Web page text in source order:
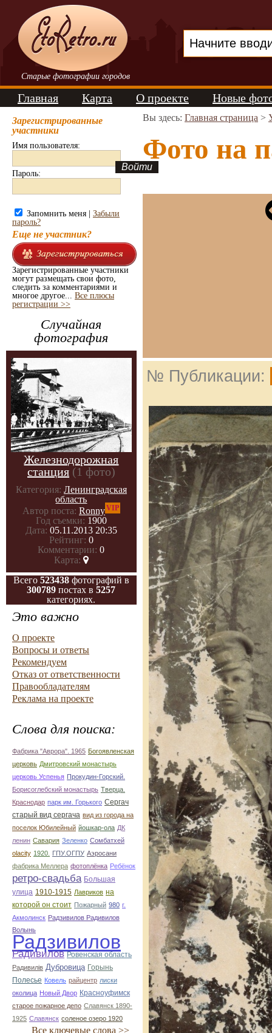
Старые фотографии городов
Главная Карта О проекте Новые
Зарегистрированные
участники
Имя пользователя:
Пароль:
Запомнить меня | Забыли
пароль?
Еще не участник?
Зарегистрированные участники
могут размещать свои фото,
следить за комментариями и
многое другое... Все плюсы
регистрации >>
Случайная
фотография
Железнодорожная
станция (1 фото)
Категория: Ленинградская
область
Автор поста: RonnyVIP
Год съемки: 1900
Дата: 05.11.2013 20:35
Рейтинг: 0
Комментарии: 0
Карта:
Всего 523438 фотографий в
300789 постах в5257
категориях.
Это важно
О проекте
Вопросы и ответы
Рекомендуем
Отказ от ответственности
Правообладателям
Реклама на проекте
Слова для поиска:
Фабрика "Аврора". 1965 Богоявленская
церковь Дмитровский монастырь
церковь Успенья Прокудин-Горский.
Борисоглебский монастырь Тверца.
Краснодар парк им. Горького Сергач
старый вид сергача вид из города на
поселок Юбилейный йошкар-ола ДК
ленин Савария Зеленко Сомбатхей
olacity 1920. ГПУ.ОГПУ Аэросани
фабрика Меллера фотоплёнка Ребёнок
ретро-свадьба Большая
улица 1910-1915 Лавриков на
которой он стоит Пожарный 980 г.
Акмолинск Радзивилов Радивилов
Волынь
Радзивилов
Радивилов Ровенская область
Радивилiв Дубровица Горынь
Полесье Ковель райцентр лиски
околица Новый Двор Красноуфимск
старое пожарное депо Славянск 1890-
1925 Славянск соленое озеро 1920
Все ключевые слова >>
Вы здесь: Главная страница >
Фото на
№ Публикации: